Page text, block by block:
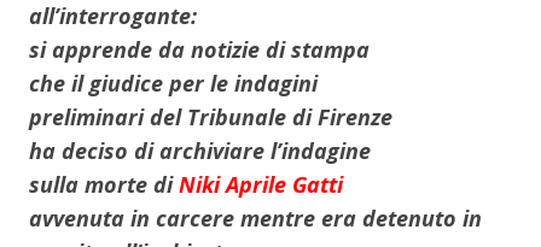
all’interrogante:
si apprende da notizie di stampa
che il giudice per le indagini
preliminari del Tribunale di Firenze
ha deciso di archiviare l’indagine
sulla morte diNiki Aprile Gatti
avvenuta in carcere mentre era detenuto in